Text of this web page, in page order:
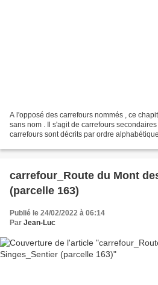
A l'opposé des carrefours nommés , ce
sans nom . Il s'agit de carrefours
carrefours sont décrits par ordre
carrefour_Route du Mont
(parcelle 163)
Publié le 24/02/2022 à 06:14
Par Jean-Luc